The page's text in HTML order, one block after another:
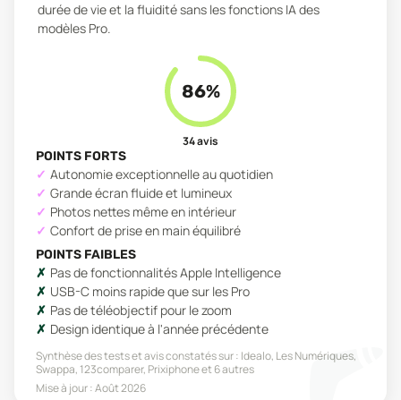
durée de vie et la fluidité sans les fonctions IA des
modèles Pro.
86%
34avis
POINTS FORTS
Autonomie exceptionnelle au quotidien
Grande écran fluide et lumineux
Photos nettes même en intérieur
Confort de prise en main équilibré
POINTS FAIBLES
Pas de fonctionnalités Apple Intelligence
USB-C moins rapide que sur les Pro
Pas de téléobjectif pour le zoom
Design identique à l'année précédente
Synthèse des tests et avis constatés sur : Idealo, Les Numériques,
Swappa, 123comparer, Prixiphoneet 6 autres
Mise à jour :Août 2026